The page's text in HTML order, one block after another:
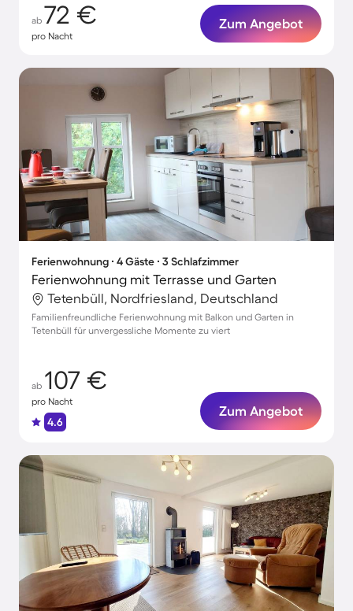
ab 72 €
pro Nacht
Zum Angebot
Ferienwohnung ∙ 4 Gäste ∙ 3 Schlafzimmer
Ferienwohnung mit Terrasse und Garten
Tetenbüll, Nordfriesland, Deutschland
Familienfreundliche Ferienwohnung mit Balkon und Garten in
Tetenbüll für unvergessliche Momente zu viert
ab 107 €
pro Nacht
4.6
Zum Angebot